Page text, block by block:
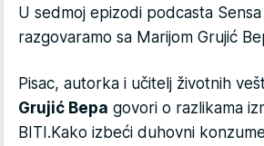
U sedmoj epizodi podcasta
razgovaramo sa Marijom Grujić
Pisac, autorka i učitelj životnih
Grujić Bepa govori o razlikama
BITI.Kako izbeći duhovni